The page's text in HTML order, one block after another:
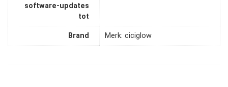
software-updates
tot
Brand Merk: ciciglow